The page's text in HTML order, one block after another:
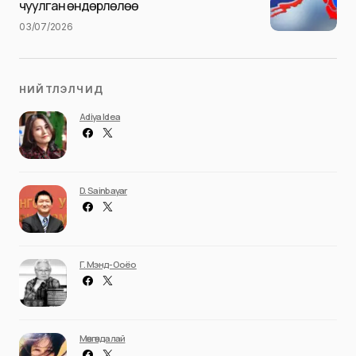
чуулган өндөрлөлөө
03/07/2026
НИЙТЛЭЛЧИД
Adiya Idea
D. Sainbayar
Г. Мэнд-Ооёо
Мөнгөндалай